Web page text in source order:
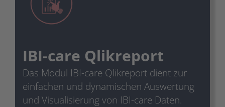
IBI-care Qlikreport
Das Modul IBI-care Qlikreport dient zur
einfachen und dynamischen Auswertung
und Visualisierung von IBI-care Daten.